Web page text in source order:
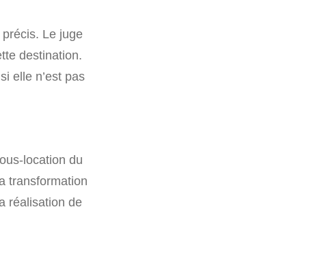
Le juge
destination.
elle n’est pas
location du
transformation
réalisation de